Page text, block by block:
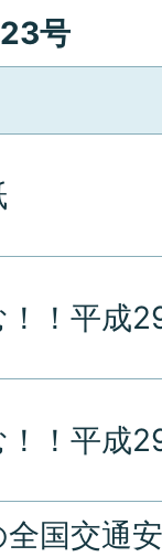
号
！平成
！！平成
国交通